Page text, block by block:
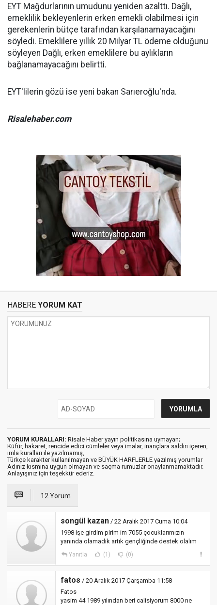
EYT Mağdurlarının umudunu yeniden azalttı. Dağlı,
emeklilik bekleyenlerin erken emekli olabilmesi için
gerekenlerin bütçe tarafından karşılanamayacağını
söyledi. Emeklilere yıllık 20 Milyar TL ödeme olduğunu
söyleyen Dağlı, erken emeklilere bu aylıkların
bağlanamayacağını belirtti.
EYT'lilerin gözü ise yeni bakan Sarıeroğlu'nda.
Risalehaber.com
HABERE YORUM KAT
YORUM KURALLARI: Risale Haber yayın politikasına uymayan;
Küfür, hakaret, rencide edici cümleler veya imalar, inançlara saldırı içeren,
imla kuralları ile yazılmamış,
Türkçe karakter kullanılmayan ve BÜYÜK HARFLERLE yazılmış yorumlar
Adınız kısmına uygun olmayan ve saçma rumuzlar onaylanmamaktadır.
Anlayışınız için teşekkür ederiz.
12 Yorum
songül kazan / 22 Aralık 2017 Cuma 10:04
1998 işe girdim pirim im 7055 çocuklarımızın
yanında olamadık artık gençliğinde destek olalım
Yanıtla (1) (0)
fatos / 20 Aralık 2017 Çarşamba 11:58
Fatos
yasim 44 1989 yılından beri calisiyorum 8000 ne